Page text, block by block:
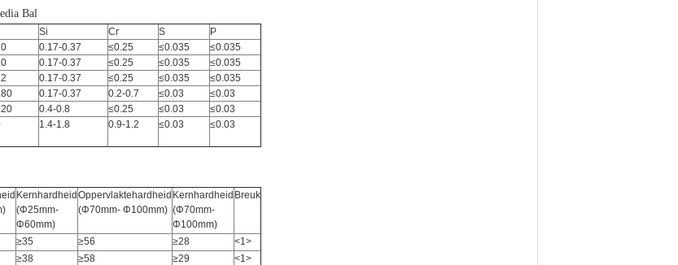
Bal
Si Cr S
P
0.17-0.37 ≤0.25 ≤0.035
≤0.035
0.17-0.37 ≤0.25 ≤0.035
≤0.035
0.17-0.37 ≤0.25 ≤0.035
≤0.035
0.17-0.37 0.2-0.7 ≤0.03
≤0.03
0.4-0.8 ≤0.25 ≤0.03
≤0.03
1.4-1.8 0.9-1.2 ≤0.03 ≤0.03
Kernhardheid
(Φ25mm-
Φ60mm)
Oppervlaktehardheid
(Φ70mm- Φ100mm)
Kernhardheid
(Φ70mm-
Φ100mm)
Breuk
≥35 ≥56 ≥28
<1>
≥38 ≥58 ≥29
<1>